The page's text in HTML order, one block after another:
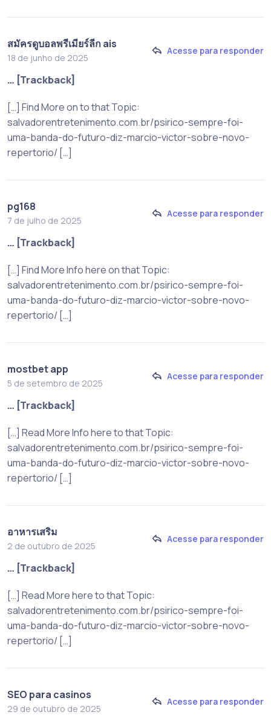
สมัครดูบอลพรีเมียร์ลีก ais
18 de junho de 2025
Acesse para responder
… [Trackback]
[…] Find More on to that Topic:
salvadorentretenimento.com.br/psirico-sempre-foi-
uma-banda-do-futuro-diz-marcio-victor-sobre-novo-
repertorio/ […]
pg168
7 de julho de 2025
Acesse para responder
… [Trackback]
[…] Find More Info here on that Topic:
salvadorentretenimento.com.br/psirico-sempre-foi-
uma-banda-do-futuro-diz-marcio-victor-sobre-novo-
repertorio/ […]
mostbet app
5 de setembro de 2025
Acesse para responder
… [Trackback]
[…] Read More Info here to that Topic:
salvadorentretenimento.com.br/psirico-sempre-foi-
uma-banda-do-futuro-diz-marcio-victor-sobre-novo-
repertorio/ […]
อาหารเสริม
2 de outubro de 2025
Acesse para responder
… [Trackback]
[…] Read More here to that Topic:
salvadorentretenimento.com.br/psirico-sempre-foi-
uma-banda-do-futuro-diz-marcio-victor-sobre-novo-
repertorio/ […]
SEO para casinos
29 de outubro de 2025
Acesse para responder